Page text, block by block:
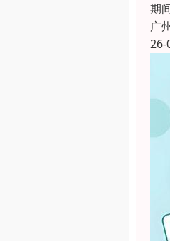
期
广
26-